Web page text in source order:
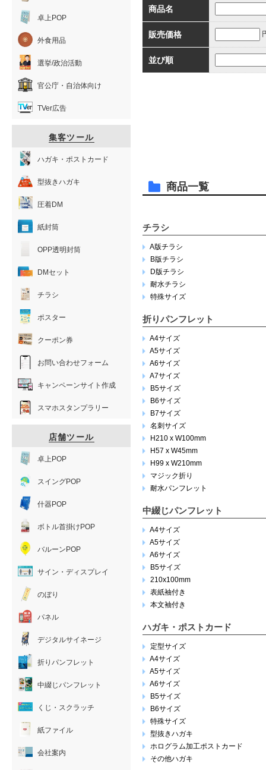
商品名
販売価格
並び順
商品一覧
チラシ
A版チラシ
B版チラシ
D版チラシ
耐水チラシ
特殊サイズ
折りパンフレット
A4サイズ
A5サイズ
A6サイズ
A7サイズ
B5サイズ
B6サイズ
B7サイズ
名刺サイズ
H210 x W100mm
H57 x W45mm
H99 x W210mm
マジック折り
耐水パンフレット
中綴じパンフレット
A4サイズ
A5サイズ
A6サイズ
B5サイズ
210x100mm
表紙袖付き
本文袖付き
ハガキ・ポストカード
定型サイズ
A4サイズ
A5サイズ
A6サイズ
B5サイズ
B6サイズ
特殊サイズ
型抜きハガキ
ホログラム加工ポストカード
その他ハガキ
卓上POP
外食用品
選挙/政治活動
官公庁・自治体向け
TVer広告
集客ツール
ハガキ・ポストカード
型抜きハガキ
圧着DM
紙封筒
OPP透明封筒
DMセット
チラシ
ポスター
クーポン券
お問い合わせフォーム
キャンペーンサイト作成
スマホスタンプラリー
店舗ツール
卓上POP
スイングPOP
什器POP
ボトル首掛けPOP
バルーンPOP
サイン・ディスプレイ
のぼり
パネル
デジタルサイネージ
折りパンフレット
中綴じパンフレット
くじ・スクラッチ
紙ファイル
会社案内